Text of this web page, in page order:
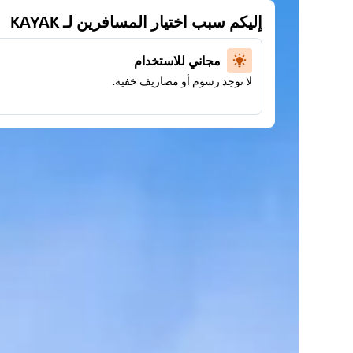
إليكم سبب اختيار المسافرين لـ KAYAK
مجاني للاستخدام
لا توجد رسوم أو مصاريف خفية.